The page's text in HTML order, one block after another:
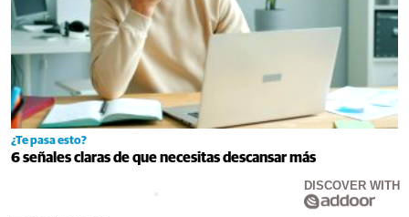
¿Te pasa esto?
6 señales claras de que necesitas descansar más
DISCOVER WITH